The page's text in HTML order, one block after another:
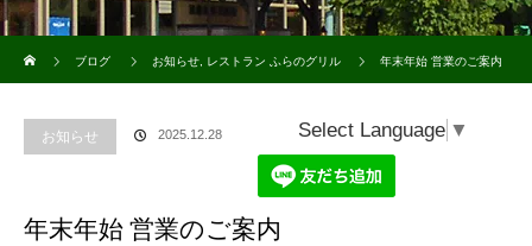
ブログ
お知らせ レストラン ふらのグリル 年末年始 営業のご案内
お知らせ 2025.12.28 Select Language ▼
年末年始 営業のご案内